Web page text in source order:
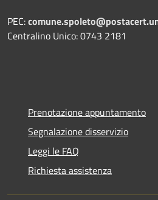
PEC:
Centralino Unico: 0743 2181
Prenotazione appuntamento
Segnalazione disservizio
Leggi le FAQ
Richiesta assistenza